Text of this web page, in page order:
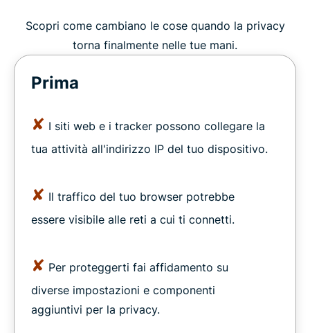
Scopri come cambiano le cose quando la privacy
torna finalmente nelle tue mani.
Prima
✘ I siti web e i tracker possono collegare la
tua attività all'indirizzo IP del tuo dispositivo.
✘ Il traffico del tuo browser potrebbe
essere visibile alle reti a cui ti connetti.
✘ Per proteggerti fai affidamento su
diverse impostazioni e componenti
aggiuntivi per la privacy.